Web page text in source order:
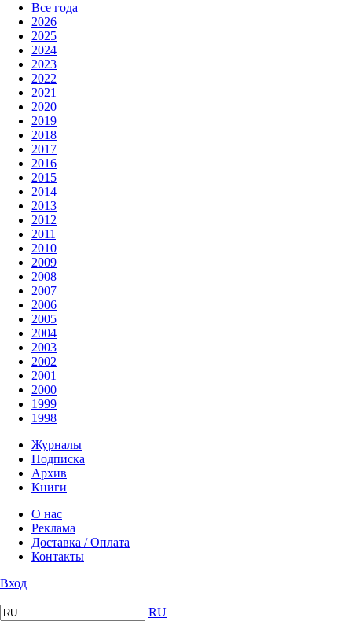
Все года
2026
2025
2024
2023
2022
2021
2020
2019
2018
2017
2016
2015
2014
2013
2012
2011
2010
2009
2008
2007
2006
2005
2004
2003
2002
2001
2000
1999
1998
Журналы
Подписка
Архив
Книги
О нас
Реклама
Доставка / Оплата
Контакты
Вход
RU